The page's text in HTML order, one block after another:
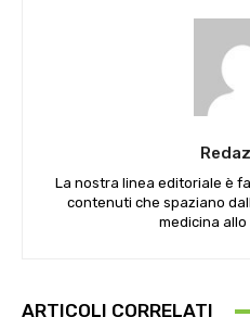
La nostra linea editoriale è
contenuti che spaziano
medicina
ARTICOLI CORRELATI